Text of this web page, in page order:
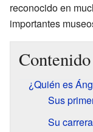
reconocido en
importantes
Contenido
¿Quién es
Sus
Su